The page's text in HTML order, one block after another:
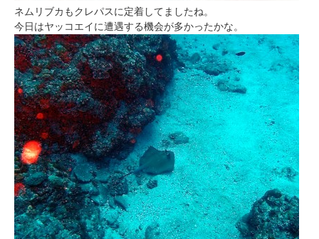
ネムリブカもクレパスに定着してましたね。
今日はヤッコエイに遭遇する機会が多かったかな。